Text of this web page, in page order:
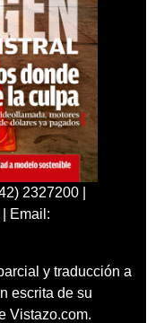
2327200 |
Email:
y traducción a
escrita de su
Vistazo.com.